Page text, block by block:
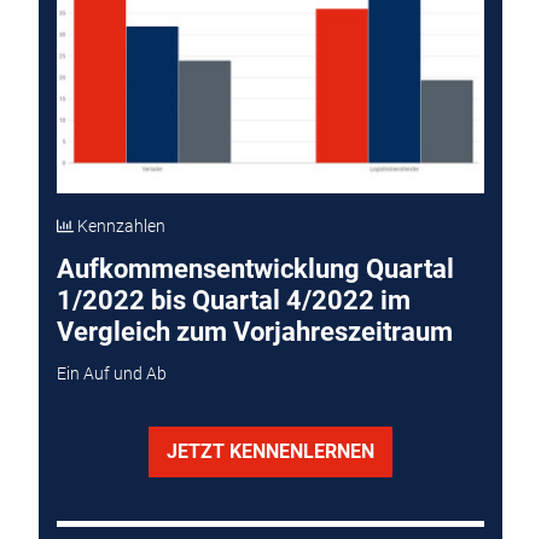
Kennzahlen
Aufkommensentwicklung Quartal
1/2022 bis Quartal 4/2022 im
Vergleich zum Vorjahreszeitraum
Ein Auf und Ab
JETZT KENNENLERNEN